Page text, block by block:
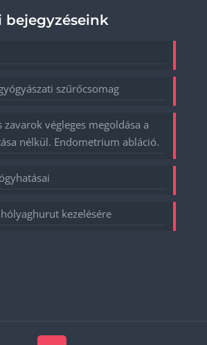
bejegyzéseink
szűrőcsomag
zavarok végleges megoldása a
nélkül. Endometrium abláció.
kezelésére